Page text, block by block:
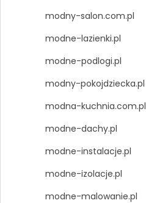
modny-salon.com.pl
modne-lazienki.pl
modne-podlogi.pl
modny-pokojdziecka.pl
modna-kuchnia.com.pl
modne-dachy.pl
modne-instalacje.pl
modne-izolacje.pl
modne-malowanie.pl